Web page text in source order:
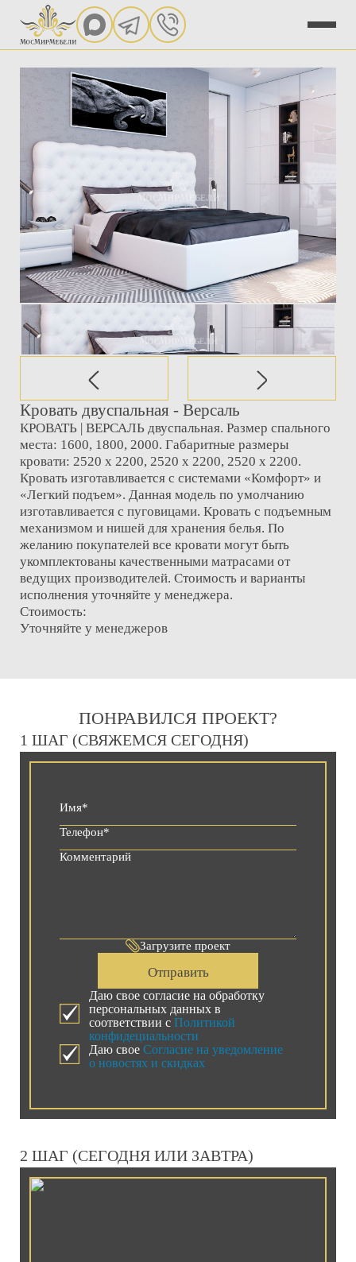
Кровать двуспальная - Версаль
КРОВАТЬ | ВЕРСАЛЬ двуспальная. Размер спального
места: 1600, 1800, 2000. Габаритные размеры
кровати: 2520 х 2200, 2520 х 2200, 2520 х 2200.
Кровать изготавливается с системами «Комфорт» и
«Легкий подъем». Данная модель по умолчанию
изготавливается с пуговицами. Кровать с подъемным
механизмом и нишей для хранения белья. По
желанию покупателей все кровати могут быть
укомплектованы качественными матрасами от
ведущих производителей. Стоимость и варианты
исполнения уточняйте у менеджера.
Стоимость:
Уточняйте у менеджеров
ПОНРАВИЛСЯ ПРОЕКТ?
1 ШАГ (СВЯЖЕМСЯ СЕГОДНЯ)
Загрузите проект
Отправить
Даю свое согласие на обработку
персональных данных в
соответствии с Политикой
конфидециальности
Даю свое Согласие на уведомление
о новостях и скидках
2 ШАГ (СЕГОДНЯ ИЛИ ЗАВТРА)